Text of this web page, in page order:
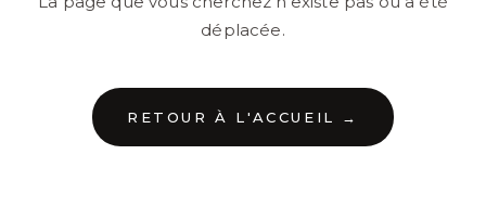
déplacée.
RETOUR À L'ACCUEIL →